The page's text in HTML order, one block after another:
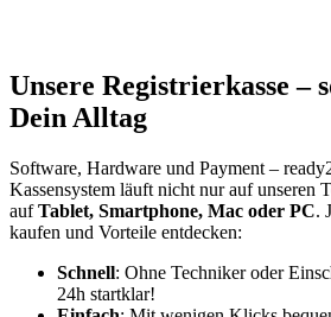
Unsere Registrierkasse –
Dein Alltag
Software, Hardware und Payment –
Kassensystem läuft nicht nur auf unseren
aufTablet, Smartphone, Mac oder PC.
kaufen und Vorteile entdecken:
Schnell: Ohne Techniker oder
24h startklar!